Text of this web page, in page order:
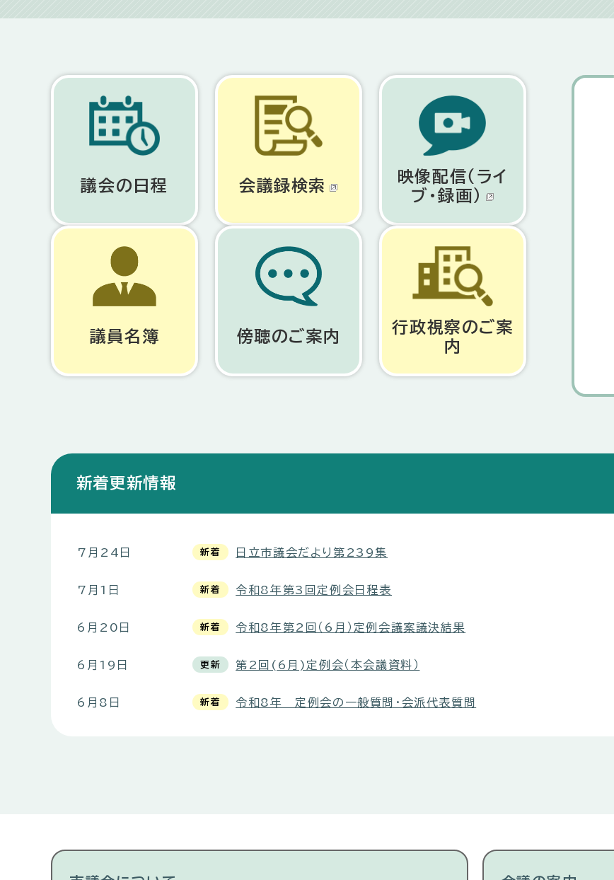
議会の日程 会議録検索
映像配信（ライ
ブ・録画）
議員名簿 傍聴のご案内
行政視察のご案
内
新着更新情報
7月24日 新着 日立市議会だより第239集
7月1日 新着 令和8年第3回定例会日程表
6月20日 新着 令和8年第2回（6月）定例会議案議決結果
6月19日 更新 第2回(6月)定例会（本会議資料）
6月8日 新着 令和8年 定例会の一般質問・会派代表質問